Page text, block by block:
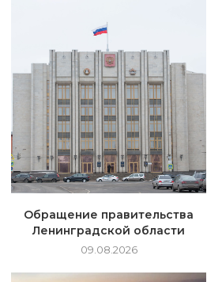
Обращение правительства
Ленинградской области
09.08.2026